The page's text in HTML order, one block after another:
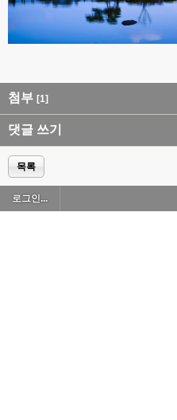
첨부 [1]
댓글 쓰기
목록
로그인...